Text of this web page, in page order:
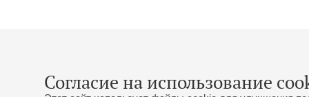
Согласие на использование